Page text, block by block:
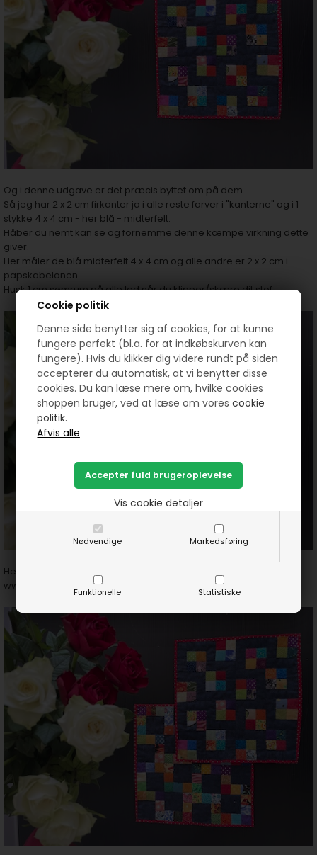
Cookie politik
Denne side benytter sig af cookies, for at kunne
fungere perfekt (bl.a. for at indkøbskurven kan
fungere). Hvis du klikker dig videre rundt på siden
accepterer du automatisk, at vi benytter disse
cookies. Du kan læse mere om, hvilke cookies
shoppen bruger, ved at læse om vorescookie
politik.
Nødvendige Markedsføring
Funktionelle Statistiske
Vis cookie detaljer
Og i denne udgave er det præcis byttet om på dem.
Så jeg har 2 x 2 cm firkanter ja i alle reste farver i "kanterne" og i 1
stykke 4 x 4 cm - her blå - midterfelt.
Håber du nemt kan se og fornemme denne kæmpe virkning dette
giver.
Her måler de blå midterfelt 4 x 4 cm og alle andre er 2 x 2 cm i
papskabelonen.
Husk 1 cm sømrum på alle led når du klipper/skære dit stof
Her kan du se hvordan du nemt
www.hannes-patchwork.dk/shop/at-sy-patchwork-987s1.html